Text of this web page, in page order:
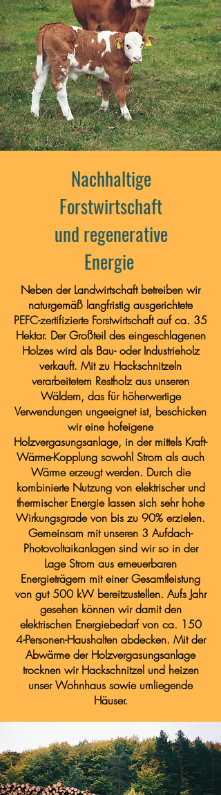
Nachhaltige
Forstwirtschaft
und regenerative
Energie
Neben der Landwirtschaft betreiben wir
naturgemäß langfristig ausgerichtete
PEFC-zertifizierte Forstwirtschaft auf ca. 35
Hektar. Der Großteil des eingeschlagenen
Holzes wird als Bau- oder Industrieholz
verkauft. Mit zu Hackschnitzeln
verarbeitetem Restholz aus unseren
Wäldern, das für höherwertige
Verwendungen ungeeignet ist, beschicken
wir eine hofeigene
Holzvergasungsanlage, in der mittels Kraft-
Wärme-Kopplung sowohl Strom als auch
Wärme erzeugt werden. Durch die
kombinierte Nutzung von elektrischer und
thermischer Energie lassen sich sehr hohe
Wirkungsgrade von bis zu 90% erzielen.
Gemeinsam mit unseren 3 Aufdach-
Photovoltaikanlagen sind wir so in der
Lage Strom aus erneuerbaren
Energieträgern mit einer Gesamtleistung
von gut 500 kW bereitzustellen. Aufs Jahr
gesehen können wir damit den
elektrischen Energiebedarf von ca. 150
4-Personen-Haushalten abdecken. Mit der
Abwärme der Holzvergasungsanlage
trocknen wir Hackschnitzel und heizen
unser Wohnhaus sowie umliegende
Häuser.